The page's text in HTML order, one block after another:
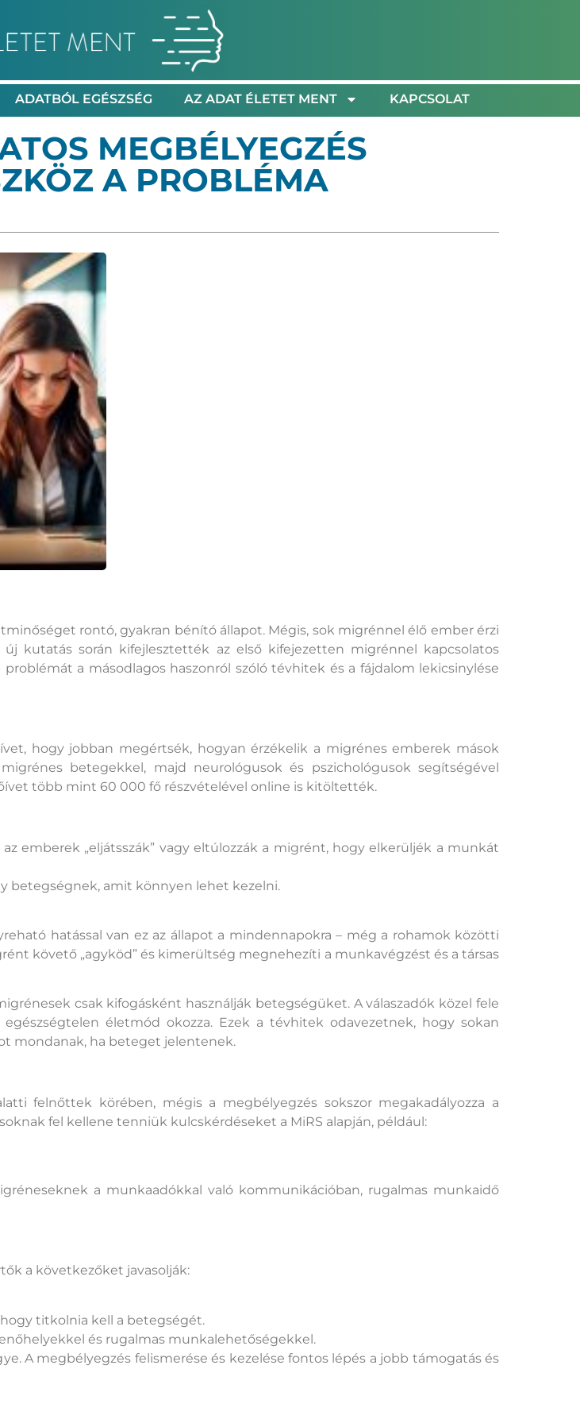
ADATBÓL EGÉSZSÉG AZ ADAT ÉLETET MENT KAPCSOLAT
MEGBÉLYEGZÉS
A PROBLÉMA
rontó, gyakran bénító állapot. Mégis, sok migrénnel élő ember érzi
kutatás során kifejlesztették az első kifejezetten migrénnel kapcsolatos
a másodlagos haszonról szóló tévhitek és a fájdalom lekicsinylése
hogy jobban megértsék, hogyan érzékelik a migrénes emberek mások
betegekkel, majd neurológusok és pszichológusok segítségével
több mint 60 000 fő részvételével online is kitöltették.
emberek „eljátsszák” vagy eltúlozzák a migrént, hogy elkerüljék a munkát
betegségnek, amit könnyen lehet kezelni.
hatással van ez az állapot a mindennapokra – még a rohamok közötti
követő „agyköd” és kimerültség megnehezíti a munkavégzést és a társas
csak kifogásként használják betegségüket. A válaszadók közel fele
életmód okozza. Ezek a tévhitek odavezetnek, hogy sokan
mondanak, ha beteget jelentenek.
felnőttek körében, mégis a megbélyegzés sokszor megakadályozza a
fel kellene tenniük kulcskérdéseket a MiRS alapján, például:
a munkaadókkal való kommunikációban, rugalmas munkaidő
a következőket javasolják:
titkolnia kell a betegségét.
és rugalmas munkalehetőségekkel.
A megbélyegzés felismerése és kezelése fontos lépés a jobb támogatás és